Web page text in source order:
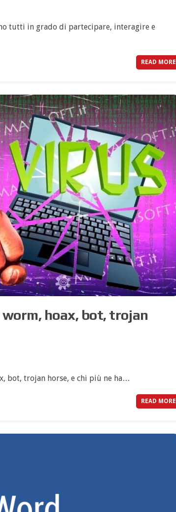
tutti in grado di partecipare, interagire e
READ MORE
hoax, bot, trojan
bot, trojan horse, e chi più ne ha…
READ MORE